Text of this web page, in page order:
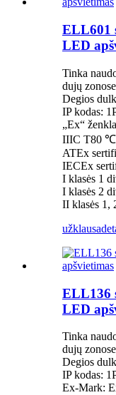
ELL601
LED
Tinka
dujų
Degios
IP kodas:
„Ex“
IIIC T80
ATEx
IECEx
I klasės 1
I klasės 2
II klasės 1,
užklausa
ELL136
LED
Tinka
dujų
Degios
IP kodas:
Ex-Mark: